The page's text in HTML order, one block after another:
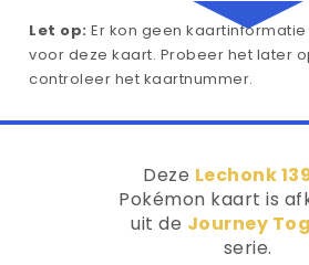
Let op: Er kon geen
voor deze kaart. Probeer het later
controleer het kaartnummer.
Deze Lechonk
Pokémon kaart is
uit de Journey
serie.